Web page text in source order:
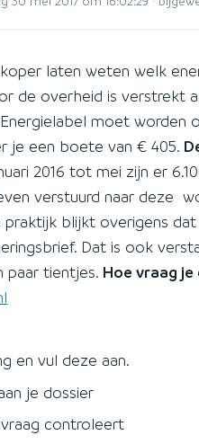
laten weten welk
de overheid is verstrekt
moet worden
je een boete van € 405.
2016 tot mei zijn er
verstuurd naar deze
blijkt overigens
Dat is ook
paar tientjes. Hoe vraag je
en vul deze aan.
je dossier
controleert